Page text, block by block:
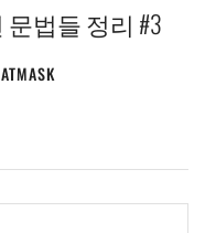
문법들 정리 #3